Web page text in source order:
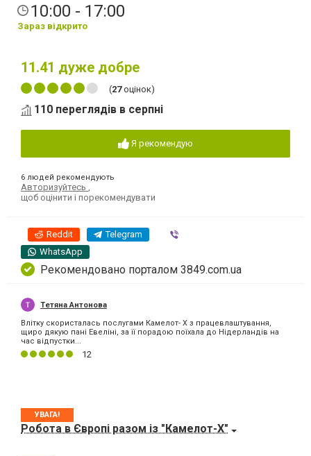
10:00 - 17:00
Зараз відкрито
11.41 дуже добре
(27оцінок)
110 переглядів в серпні
Я рекомендую
6 людей рекомендують
Авторизуйтесь ,
щоб оцінити і порекомендувати
Reddit Telegram
WhatsApp
Рекомендовано порталом 3849.com.ua
Тетяна Антонова
Влітку скористалась послугами Камелот- Х з працевлаштування,
щиро дякую пані Евеліні, за її порадою поїхала до Нідерландів на
час відпустки...
12
УВАГА!
Робота в Європі разом із "Камелот-Х"